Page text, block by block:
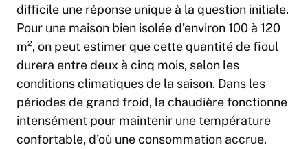
difficile une réponse unique à la question initiale.
Pour une maison bien isolée d’environ 100 à 120
m², on peut estimer que cette quantité de fioul
durera entre deux à cinq mois, selon les
conditions climatiques de la saison. Dans les
périodes de grand froid, la chaudière fonctionne
intensément pour maintenir une température
confortable, d’où une consommation accrue.